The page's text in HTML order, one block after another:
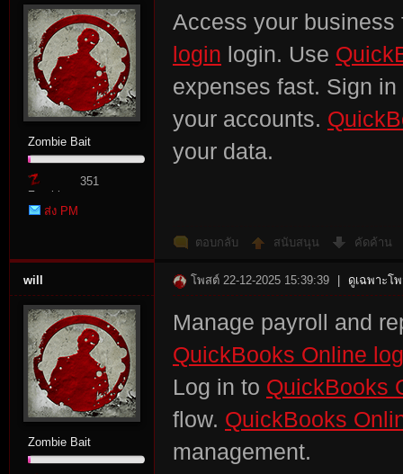
Zombie Bait
Zombie
Point
351
ส่ง PM
Access your
login login. Use
expenses fast. Sign
your accounts.
your data.
ตอบกลับ สนับสนุน คัดค้าน
will
Zombie Bait
โพสต์ 22-12-2025 15:39:39 ดูเฉพาะโ
Manage payroll and
QuickBooks Online
Log in to QuickBooks
flow. QuickBooks
management.